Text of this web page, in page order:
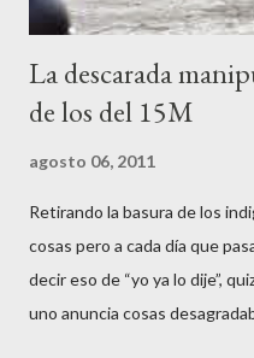
La descarada
de los del 15M
agosto 06, 2011
Retirando la basura de los
cosas pero a cada día que
decir eso de “yo ya lo dije”,
uno anuncia cosas